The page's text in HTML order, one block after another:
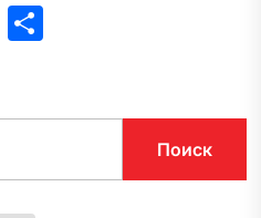
Telegram
Поиск